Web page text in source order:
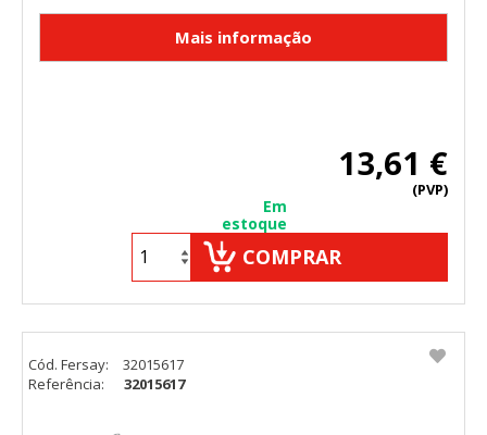
13,61 €
(PVP)
Em
estoque
COMPRAR
Cód. Fersay:
32015617
Referência:
32015617